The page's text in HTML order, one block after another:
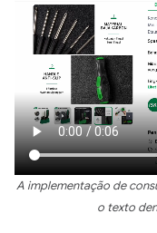
A implementação de
o texto